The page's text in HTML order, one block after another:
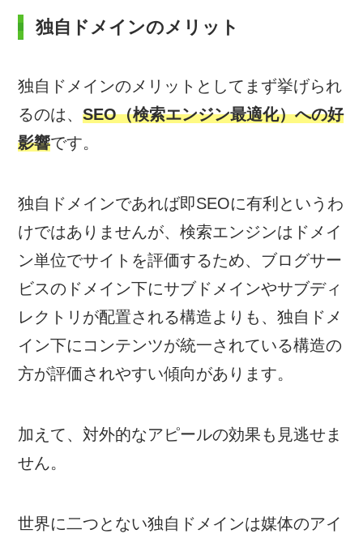
独自ドメインのメリット
独自ドメインのメリットとしてまず挙げられ
るのは、SEO（検索エンジン最適化）への好
影響です。
独自ドメインであれば即SEOに有利というわ
けではありませんが、検索エンジンはドメイ
ン単位でサイトを評価するため、ブログサー
ビスのドメイン下にサブドメインやサブディ
レクトリが配置される構造よりも、独自ドメ
イン下にコンテンツが統一されている構造の
方が評価されやすい傾向があります。
加えて、対外的なアピールの効果も見逃せま
せん。
世界に二つとない独自ドメインは媒体のアイ